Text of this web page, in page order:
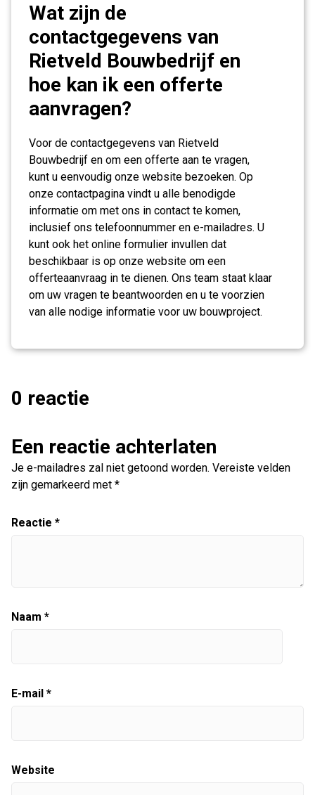
Wat zijn de
contactgegevens van
Rietveld Bouwbedrijf en
hoe kan ik een offerte
aanvragen?
Voor de contactgegevens van Rietveld
Bouwbedrijf en om een offerte aan te vragen,
kunt u eenvoudig onze website bezoeken. Op
onze contactpagina vindt u alle benodigde
informatie om met ons in contact te komen,
inclusief ons telefoonnummer en e-mailadres. U
kunt ook het online formulier invullen dat
beschikbaar is op onze website om een
offerteaanvraag in te dienen. Ons team staat klaar
om uw vragen te beantwoorden en u te voorzien
van alle nodige informatie voor uw bouwproject.
0 reactie
Een reactie achterlaten
Je e-mailadres zal niet getoond worden. Vereiste velden
zijn gemarkeerd met *
Reactie *
Naam *
E-mail *
Website